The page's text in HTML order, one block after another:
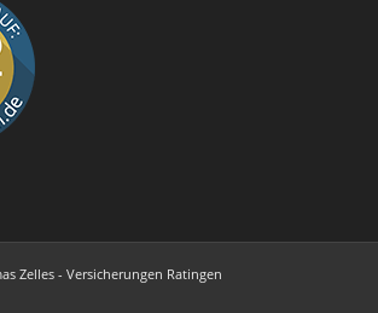
Zelles - Versicherungen Ratingen